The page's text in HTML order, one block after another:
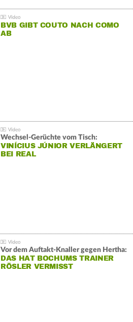
BVB GIBT COUTO NACH COMO
AB
Wechsel-Gerüchte vom Tisch:
VINÍCIUS JÚNIOR VERLÄNGERT
BEI REAL
Vor dem Auftakt-Knaller gegen Hertha:
DAS HAT BOCHUMS TRAINER
RÖSLER VERMISST